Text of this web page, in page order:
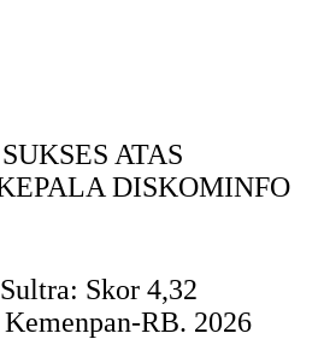
ATAS
DISKOMINFO
Skor 4,32
RB. 2026